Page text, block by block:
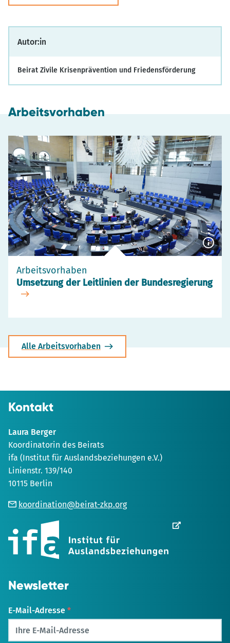
Autor:in
Beirat Zivile Krisenprävention und Friedensförderung
Arbeitsvorhaben
Arbeitsvorhaben
Umsetzung der Leitlinien der Bundesregierung
Alle Arbeitsvorhaben
Kontakt
Laura Berger
Koordinatorin des Beirats
ifa (Institut für Auslandsbeziehungen e.V.)
Linienstr. 139/140
10115 Berlin
koordination@beirat-zkp.org
in
einem
neuen
geöffnet
Newsletter
E-Mail-Adresse *